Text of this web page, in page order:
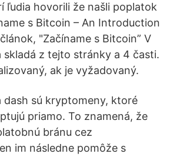
ľudia hovorili že našli poplatok
s Bitcoin – An Introduction
"Začíname s Bitcoin” V
skladá z tejto stránky a 4 časti.
ak je vyžadovaný.
dash sú kryptomeny, ktoré
priamo. To znamená, že
bránu cez
im následne pomôže s